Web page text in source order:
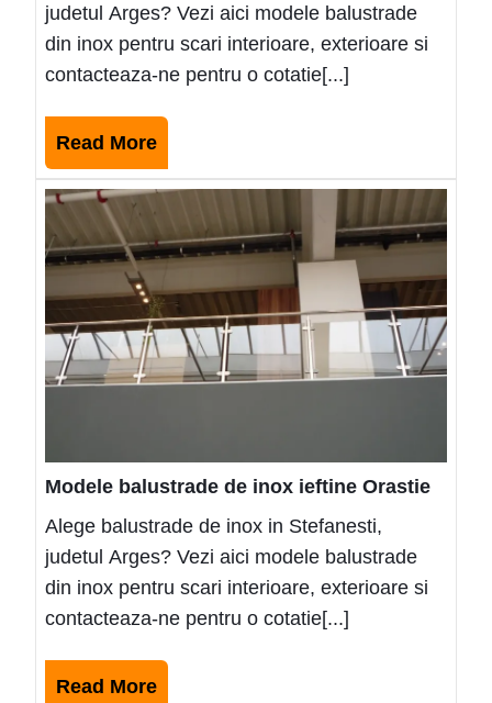
judetul Arges? Vezi aici modele balustrade
din inox pentru scari interioare, exterioare si
contacteaza-ne pentru o cotatie[...]
Read MoreRead
More
Modele balustrade de inox ieftine Orastie
Alege balustrade de inox in Stefanesti,
judetul Arges? Vezi aici modele balustrade
din inox pentru scari interioare, exterioare si
contacteaza-ne pentru o cotatie[...]
Read MoreRead